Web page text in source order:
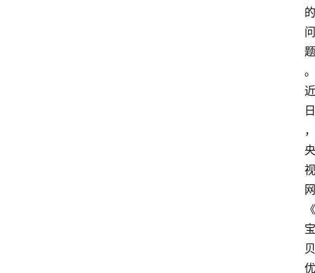
的
问
题
。
近
日
，
央
视
网
《
宝
贝
优